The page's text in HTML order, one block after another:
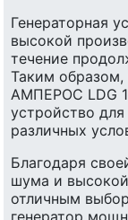
Генераторная
высокой
течение
Таким образом,
АМПЕРОС LDG
устройство
различных
Благодаря
шума и высокой
отличным
генератор